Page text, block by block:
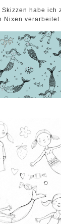
Skizzen habe ich
Nixen verarbeitet.